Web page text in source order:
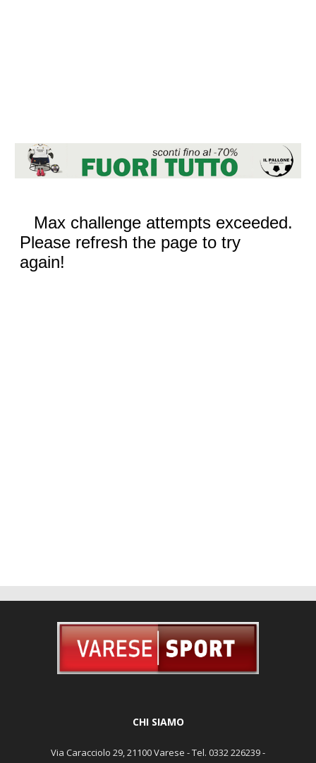
CHI SIAMO
Via Caracciolo 29, 21100 Varese - Tel. 0332 226239 -